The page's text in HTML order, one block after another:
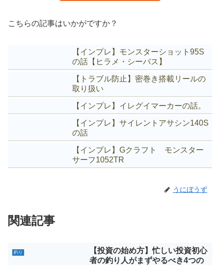
こちらの記事はいかがですか？
【インプレ】モンスターショット95S
の話【ヒラメ・シーバス】
【トラブル防止】密巻き搭載リールの
取り扱い
【インプレ】イレグイマーカーの話。
【インプレ】サイレントアサシン140S
の話
【インプレ】Gクラフト モンスター
サーフ1052TR
うにぼうず
関連記事
釣り
【投資の始め方】忙しい投資初心
者の釣り人がまずやるべき4つの